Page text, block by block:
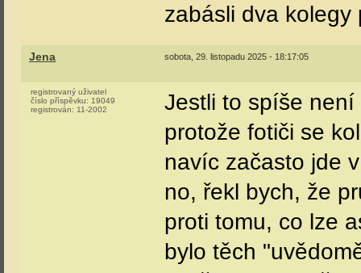
zabásli dva
Jena sobota, 29. listopadu 2025 - 18:17:05
registrovaný uživatel
číslo příspěvku: 19049
registrován: 11-2002
Jestli to spíše
protože fotiči se
navíc začasto jde
no, řekl bych, že
proti tomu, co lze
bylo těch